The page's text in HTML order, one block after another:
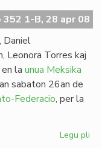
352 1-B, 28 apr 08
Daniel
Leonora Torres kaj
la unua Meksika
sabaton 26an de
Federacio, per la
Legu pli